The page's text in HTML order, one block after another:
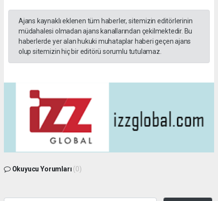
Ajans kaynaklı eklenen tüm haberler, sitemizin editörlerinin
müdahalesi olmadan ajans kanallarından çekilmektedir. Bu
haberlerde yer alan hukuki muhataplar haberi geçen ajans
olup sitemizin hiç bir editörü sorumlu tutulamaz.
Okuyucu Yorumları (0)